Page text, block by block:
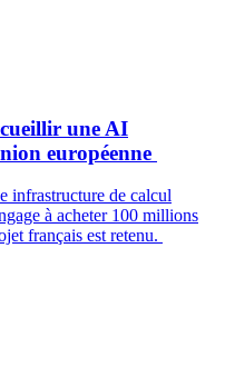
une AI
européenne
infrastructure de calcul
à acheter 100 millions
français est retenu.